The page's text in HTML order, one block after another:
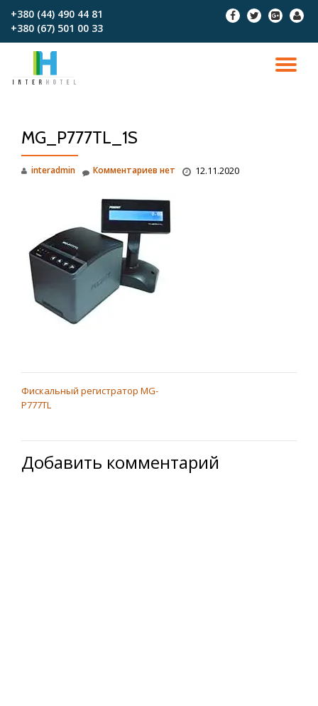
Перейти
содержимому
+380 (44) 490 44 81
+380 (67)‎‎ 501 00 33
fa-
fa-
fa-
plus-
square
fa-
MG_P777TL_1S
interadmin 12.11.2020
Комментариев нет
НАВИГАЦИЯ
ЗАПИСЯМ
Фискальный регистратор MG-
P777TL
Добавить комментарий